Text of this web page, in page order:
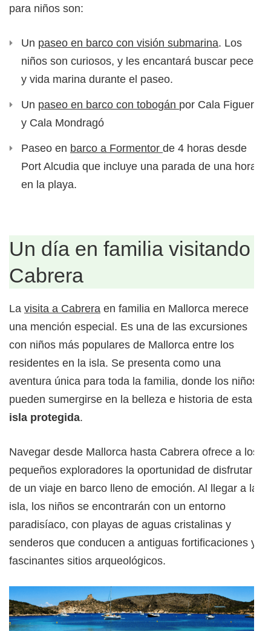
para niños son:
Un paseo en barco con visión submarina. Los
niños son curiosos, y les encantará buscar peces
y vida marina durante el paseo.
Un paseo en barco con tobogán por Cala Figuera
y Cala Mondragó
Paseo en barco a Formentor de 4 horas desde
Port Alcudia que incluye una parada de una hora
en la playa.
Un día en familia visitando
Cabrera
La visita a Cabrera en familia en Mallorca merece
una mención especial. Es una de las excursiones
con niños más populares de Mallorca entre los
residentes en la isla. Se presenta como una
aventura única para toda la familia, donde los niños
pueden sumergirse en la belleza e historia de esta
isla protegida.
Navegar desde Mallorca hasta Cabrera ofrece a los
pequeños exploradores la oportunidad de disfrutar
de un viaje en barco lleno de emoción. Al llegar a la
isla, los niños se encontrarán con un entorno
paradisíaco, con playas de aguas cristalinas y
senderos que conducen a antiguas fortificaciones y
fascinantes sitios arqueológicos.